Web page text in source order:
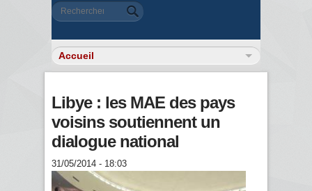
Formulaire de recherche
Rechercher
Libye : les MAE des pays
voisins soutiennent un
dialogue national
31/05/2014 - 18:03